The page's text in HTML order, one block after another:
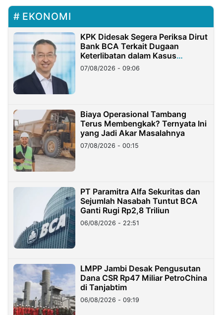
EKONOMI
KPK Didesak Segera Periksa Dirut
Bank BCA Terkait Dugaan
Keterlibatan dalam Kasus
Hilangnya Dana Nasabah Rp2,58
Miliar
07/08/2026 - 09:06
Biaya Operasional Tambang
Terus Membengkak? Ternyata Ini
yang Jadi Akar Masalahnya
07/08/2026 - 00:15
PT Paramitra Alfa Sekuritas dan
Sejumlah Nasabah Tuntut BCA
Ganti Rugi Rp2,8 Triliun
06/08/2026 - 22:51
LMPP Jambi Desak Pengusutan
Dana CSR Rp47 Miliar PetroChina
di Tanjabtim
06/08/2026 - 09:19